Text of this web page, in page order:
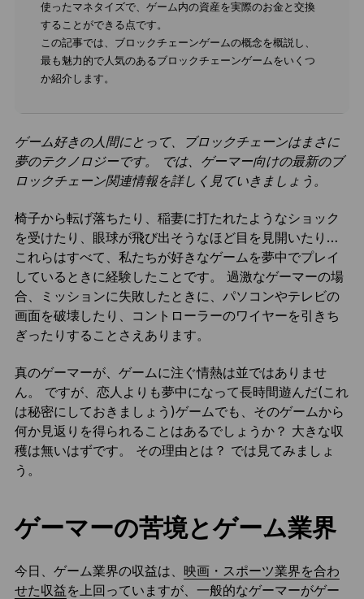
使ったマネタイズで、ゲーム内の資産を実際のお金と交換
することができる点です。
この記事では、ブロックチェーンゲームの概念を概説し、
最も魅力的で人気のあるブロックチェーンゲームをいくつ
か紹介します。
ゲーム好きの人間にとって、ブロックチェーンはまさに
夢のテクノロジーです。 では、ゲーマー向けの最新のブ
ロックチェーン関連情報を詳しく見ていきましょう。
椅子から転げ落ちたり、稲妻に打たれたようなショック
を受けたり、眼球が飛び出そうなほど目を見開いたり…
これらはすべて、私たちが好きなゲームを夢中でプレイ
しているときに経験したことです。 過激なゲーマーの場
合、ミッションに失敗したときに、パソコンやテレビの
画面を破壊したり、コントローラーのワイヤーを引きち
ぎったりすることさえあります。
真のゲーマーが、ゲームに注ぐ情熱は並ではありませ
ん。 ですが、恋人よりも夢中になって長時間遊んだ(これ
は秘密にしておきましょう)ゲームでも、そのゲームから
何か見返りを得られることはあるでしょうか？ 大きな収
穫は無いはずです。 その理由とは？ では見てみましょ
う。
ゲーマーの苦境とゲーム業界
今日、ゲーム業界の収益は、 映画・スポーツ業界を合わ
せた収益を上回っていますが、一般的なゲーマーがゲー